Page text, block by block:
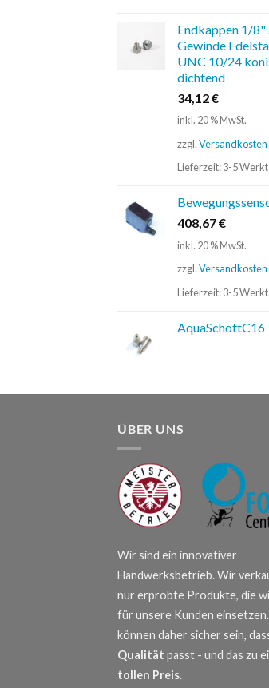
Endkappen 1/8"
Gewinde
UNC 10/24
dichtend
34,12€
inkl. 20 % MwSt.
zzgl.Versandkosten
Lieferzeit:3-5
408,67€
inkl. 20 % MwSt.
zzgl.Versandkosten
Lieferzeit:3-5
AquaSchottC16
ÜBER UNS
Wir sind ein innovativer
Handwerksbetrieb. Wir
nur erprobte Produkte, die
für unsere Kunden
können daher sicher sein,
Qualität passt - und das zu
tollen Preis.